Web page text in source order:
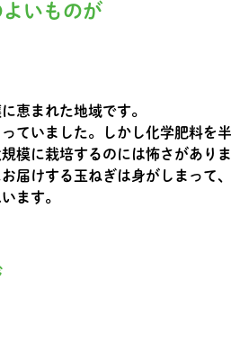
いものが
恵まれた地域です。
ていました。しかし化学肥料を
模に栽培するのには怖さがあり
届けする玉ねぎは身がしまって
ます。